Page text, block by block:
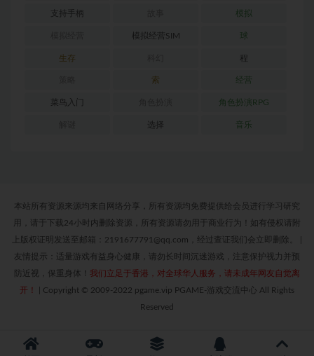
支持手柄 模拟
模拟经营SIM 球
生存 程
索 经营
菜鸟入门 角色扮演RPG
选择 音乐
本站所有资源来源均来自网络分享，所有资源均免费提供给会员进行学习研究
用，请于下载24小时内删除资源，所有资源请勿用于商业行为！如有侵权请附
上版权证明发送至邮箱：2191677791@qq.com，经过查证我们会立即删除。
友情提示：适量游戏有益身心健康，请勿长时间沉迷游戏，注意保护视力并预
防近视，保重身体！ 我们立足于香港，对全球华人服务，请未成年网友自觉离
开！
Copyright © 2009-2022 pgame.vip PGAME-游戏交流中心 All Rights
Reserved